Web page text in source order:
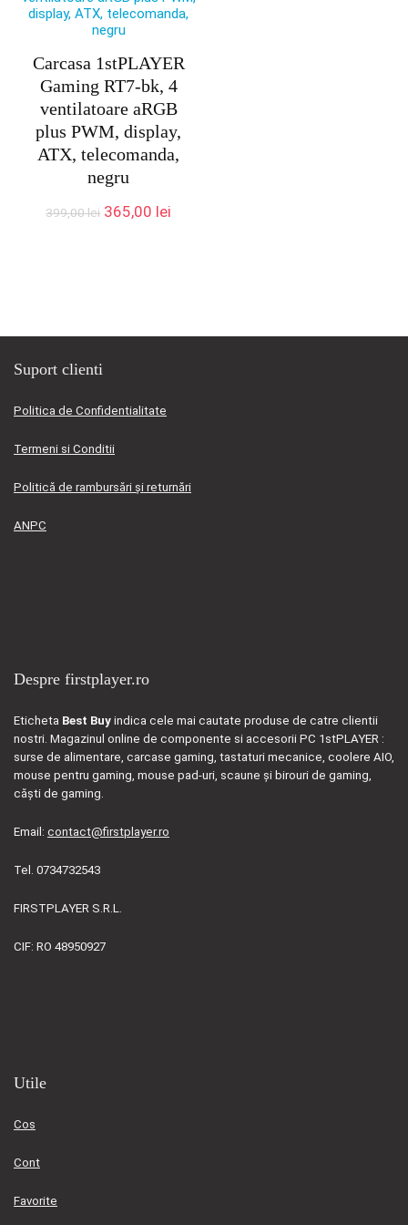
Carcasa 1stPLAYER
Gaming RT7-bk, 4
ventilatoare aRGB
plus PWM, display,
ATX, telecomanda,
negru
399,00lei Prețul
365,00 lei
Suport clienti
Politica de Confidentialitate
Termeni si Conditii
Politică de rambursări și returnări
ANPC
Despre firstplayer.ro
Eticheta Best Buy indica cele mai cautate produse de catre clientii
nostri. Magazinul online de componente si accesorii PC 1stPLAYER :
surse de alimentare, carcase gaming, tastaturi mecanice, coolere AIO,
mouse pentru gaming, mouse pad-uri, scaune și birouri de gaming,
căști de gaming.
Email: contact@firstplayer.ro
Tel. 0734732543
FIRSTPLAYER S.R.L.
CIF: RO 48950927
Utile
Cos
Cont
Favorite